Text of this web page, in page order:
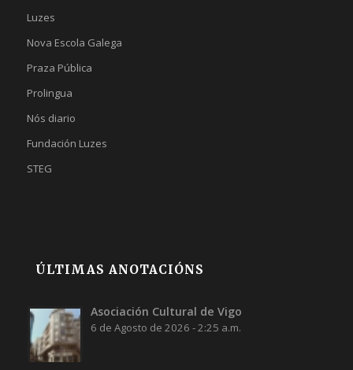
Luzes
Nova Escola Galega
Praza Pública
Prolingua
Nós diario
Fundación Luzes
STEG
ÚLTIMAS ANOTACIÓNS
Asociación Cultural de Vigo
6 de Agosto de 2026 - 2:25 a.m.